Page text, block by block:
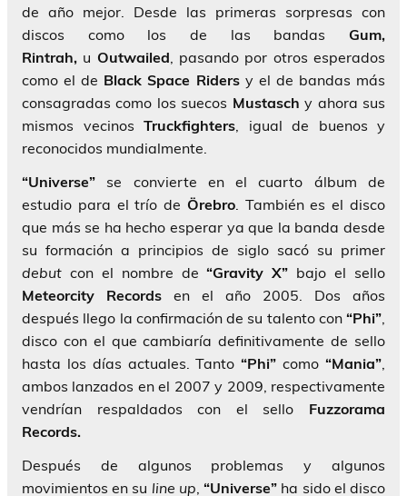
de año mejor. Desde las primeras sorpresas con
discos como los de las bandas Gum,
Rintrah, u Outwailed, pasando por otros esperados
como el de Black Space Ridersy el de bandas más
consagradas como los suecos Mustasch y ahora sus
mismos vecinos Truckfighters, igual de buenos y
reconocidos mundialmente.
“Universe” se convierte en el cuarto álbum de
estudio para el trío de Örebro. También es el disco
que más se ha hecho esperar ya que la banda desde
su formación a principios de siglo sacó su primer
debut con el nombre de“Gravity X” bajo el sello
Meteorcity Records en el año 2005. Dos años
después llego la confirmación de su talento con “Phi”,
disco con el que cambiaría definitivamente de sello
hasta los días actuales. Tanto“Phi” como“Mania”,
ambos lanzados en el 2007 y 2009, respectivamente
vendrían respaldados con el sello Fuzzorama
Records.
Después de algunos problemas y algunos
movimientos en su line up,“Universe” ha sido el disco